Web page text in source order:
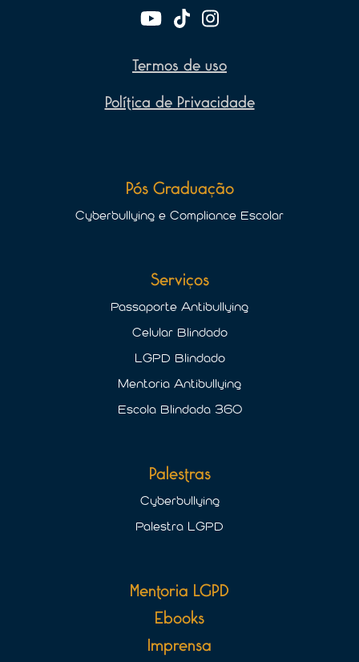
Termos de uso
Política de Privacidade
Pós Graduação
Cyberbullying e Compliance Escolar
Serviços
Passaporte Antibullying
Celular Blindado
LGPD Blindado
Mentoria Antibullying
Escola Blindada 360
Palestras
Cyberbullying
Palestra LGPD
Mentoria LGPD
Ebooks
Imprensa